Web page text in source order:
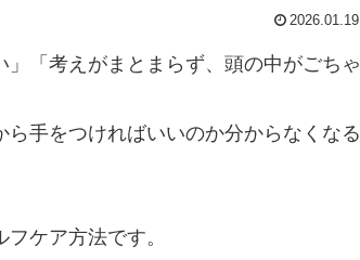
2026.01.19
「考えがまとまらず、頭の中がごちゃ
手をつければいいのか分からなくなる
フケア方法です。